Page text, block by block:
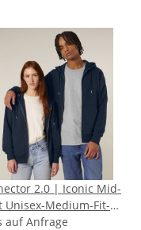
2.0 | Iconic Mid-
Unisex-Medium-Fit-
Hoodie-Sweatshirt
auf Anfrage